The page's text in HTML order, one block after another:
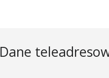
Dane